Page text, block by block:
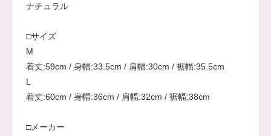
ナチュラル
□サイズ
M
着丈:59cm / 身幅:33.5cm / 肩幅:30cm / 裾幅:35.5cm
L
着丈:60cm / 身幅:36cm / 肩幅:32cm / 裾幅:38cm
□メーカー